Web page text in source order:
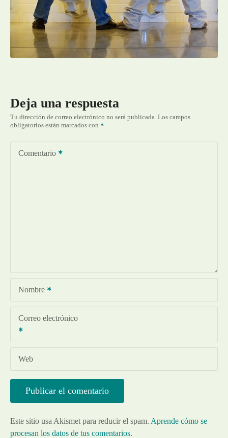
Deja una respuesta
Tu dirección de correo electrónico no será publicada. Los campos
obligatorios están marcados con
Comentario
Nombre
Correo electrónico
Web
Este sitio usa Akismet para reducir el spam. Aprende cómo se
procesan los datos de tus comentarios.